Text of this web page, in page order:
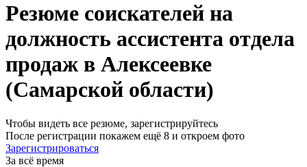
Резюме соискателей на
должность ассистента отдела
продаж в Алексеевке
(Самарской области)
Чтобы видеть все резюме, зарегистрируйтесь
После регистрации покажем ещё 8 и откроем фото
Зарегистрироваться
За всё время